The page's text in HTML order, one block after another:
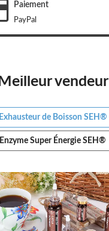
Paiement
PayPal
Meilleur vendeur
Exhausteur de Boisson SEH®
Enzyme Super Énergie SEH®